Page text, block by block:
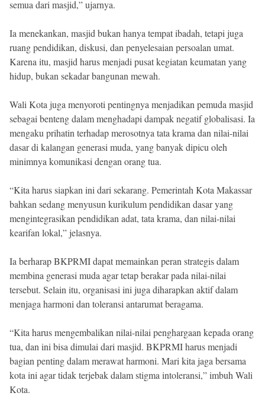
semua dari masjid,” ujarnya.
Ia menekankan, masjid bukan hanya tempat ibadah, tetapi juga
ruang pendidikan, diskusi, dan penyelesaian persoalan umat.
Karena itu, masjid harus menjadi pusat kegiatan keumatan yang
hidup, bukan sekadar bangunan mewah.
Wali Kota juga menyoroti pentingnya menjadikan pemuda masjid
sebagai benteng dalam menghadapi dampak negatif globalisasi. Ia
mengaku prihatin terhadap merosotnya tata krama dan nilai-nilai
dasar di kalangan generasi muda, yang banyak dipicu oleh
minimnya komunikasi dengan orang tua.
“Kita harus siapkan ini dari sekarang. Pemerintah Kota Makassar
bahkan sedang menyusun kurikulum pendidikan dasar yang
mengintegrasikan pendidikan adat, tata krama, dan nilai-nilai
kearifan lokal,” jelasnya.
Ia berharap BKPRMI dapat memainkan peran strategis dalam
membina generasi muda agar tetap berakar pada nilai-nilai
tersebut. Selain itu, organisasi ini juga diharapkan aktif dalam
menjaga harmoni dan toleransi antarumat beragama.
“Kita harus mengembalikan nilai-nilai penghargaan kepada orang
tua, dan ini bisa dimulai dari masjid. BKPRMI harus menjadi
bagian penting dalam merawat harmoni. Mari kita jaga bersama
kota ini agar tidak terjebak dalam stigma intoleransi,” imbuh Wali
Kota.